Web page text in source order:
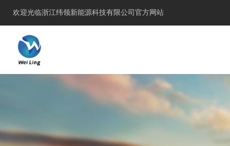
欢迎光临浙江纬领新能源科技有限公司官方网站